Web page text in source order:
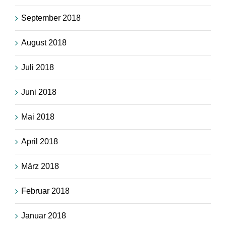
September 2018
August 2018
Juli 2018
Juni 2018
Mai 2018
April 2018
März 2018
Februar 2018
Januar 2018